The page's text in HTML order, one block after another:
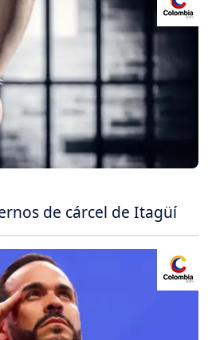
de cárcel de Itagüí